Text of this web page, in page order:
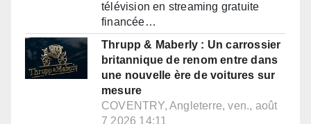
télévision en streaming gratuite
financée…
Thrupp & Maberly : Un carrossier
britannique de renom entre dans
une nouvelle ère de voitures sur
mesure
COVENTRY, Angleterre, ven., août
7 2026 14:11